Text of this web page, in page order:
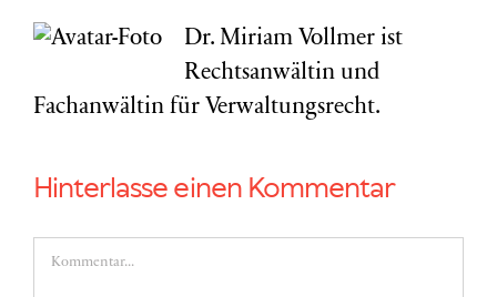
Dr. Miriam Vollmer ist
Rechtsanwältin und
Fachanwältin für Verwaltungsrecht.
Hinterlasse einen Kommentar
Kommentar